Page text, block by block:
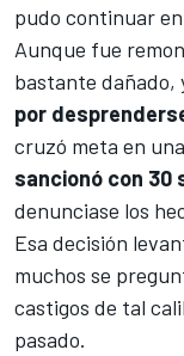
pudo continuar
Aunque fue
bastante dañado,
por
cruzó meta en
sancionó con 30
denunciase los
Esa decisión
muchos se
castigos de tal
pasado.